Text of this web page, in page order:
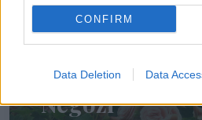
CONFIRM
Data Deletion Data
A chi ci rivolgiamo
Fioristi
Garden center
Negozi